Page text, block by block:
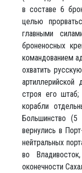
в составе 6
целью
главными
броненосных
командованием
охватить
строя его штаб;
корабли
Большинство (5
вернулись в
нейтральных
во
оконечности